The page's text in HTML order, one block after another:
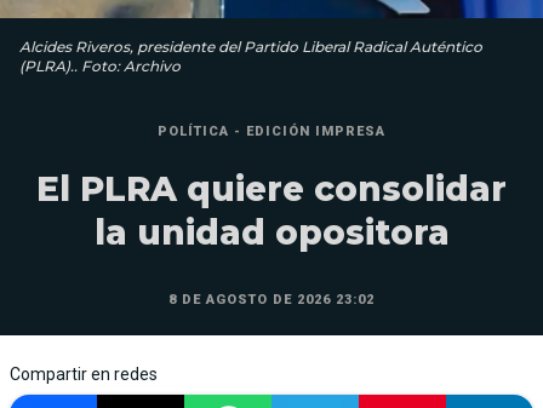
Alcides Riveros, presidente del Partido Liberal Radical Auténtico
(PLRA).. Foto: Archivo
POLÍTICA - EDICIÓN IMPRESA
El PLRA quiere consolidar
la unidad opositora
8 DE AGOSTO DE 2026 23:02
Compartir en redes